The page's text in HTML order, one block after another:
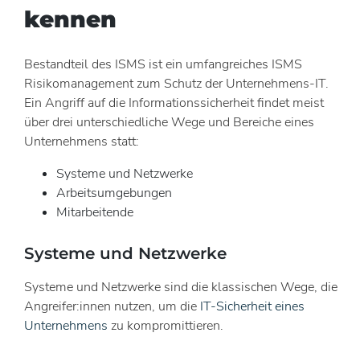
kennen
Bestandteil des ISMS ist ein umfangreiches ISMS
Risikomanagement zum Schutz der Unternehmens-IT.
Ein Angriff auf die Informationssicherheit findet meist
über drei unterschiedliche Wege und Bereiche eines
Unternehmens statt:
Systeme und Netzwerke
Arbeitsumgebungen
Mitarbeitende
Systeme und Netzwerke
Systeme und Netzwerke sind die klassischen Wege, die
Angreifer:innen nutzen, um die IT-Sicherheit eines
Unternehmens zu kompromittieren.